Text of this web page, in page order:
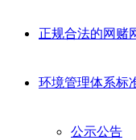
正规合法的网赌
环境管理体系标
公示公告